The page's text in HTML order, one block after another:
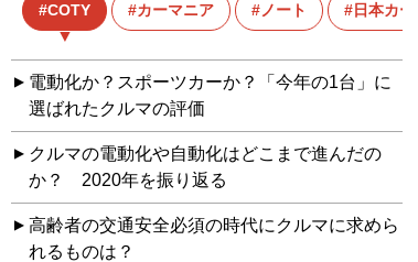
COTY カーマニア ノート 日本カ
電動化か？スポーツカーか？「今年の1台」に
選ばれたクルマの評価
クルマの電動化や自動化はどこまで進んだの
か？ 2020年を振り返る
高齢者の交通安全必須の時代にクルマに求めら
れるものは？